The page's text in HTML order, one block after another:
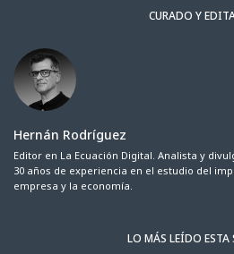
CURADO Y
Hernán Rodríguez
Editor en La Ecuación Digital. Analista y
30 años de experiencia en el estudio del
empresa y la economía.
LO MÁS LEÍDO ESTA